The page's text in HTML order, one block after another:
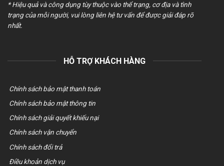
* Hiệu quả và công dụng tùy thuộc vào thể trạng, cơ địa và tình
trạng của mỗi người, vui lòng liên hệ tư vấn để được giải đáp rõ
nhất.
HỖ TRỢ KHÁCH HÀNG
Chính sách bảo mật thanh toán
Chính sách bảo mật thông tin
Chính sách giải quyết khiếu nại
Chính sách vận chuyển
Chính sách đổi trả
Điều khoản dịch vụ